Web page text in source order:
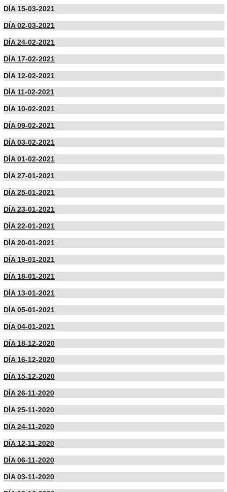
DÍA 15-03-2021
DÍA 02-03-2021
DÍA 24-02-2021
DÍA 17-02-2021
DÍA 12-02-2021
DÍA 11-02-2021
DÍA 10-02-2021
DÍA 09-02-2021
DÍA 03-02-2021
DÍA 01-02-2021
DÍA 27-01-2021
DÍA 25-01-2021
DÍA 23-01-2021
DÍA 22-01-2021
DÍA 20-01-2021
DÍA 19-01-2021
DÍA 18-01-2021
DÍA 13-01-2021
DÍA 05-01-2021
DÍA 04-01-2021
DÍA 18-12-2020
DÍA 16-12-2020
DÍA 15-12-2020
DÍA 26-11-2020
DÍA 25-11-2020
DÍA 24-11-2020
DÍA 12-11-2020
DÍA 06-11-2020
DÍA 03-11-2020